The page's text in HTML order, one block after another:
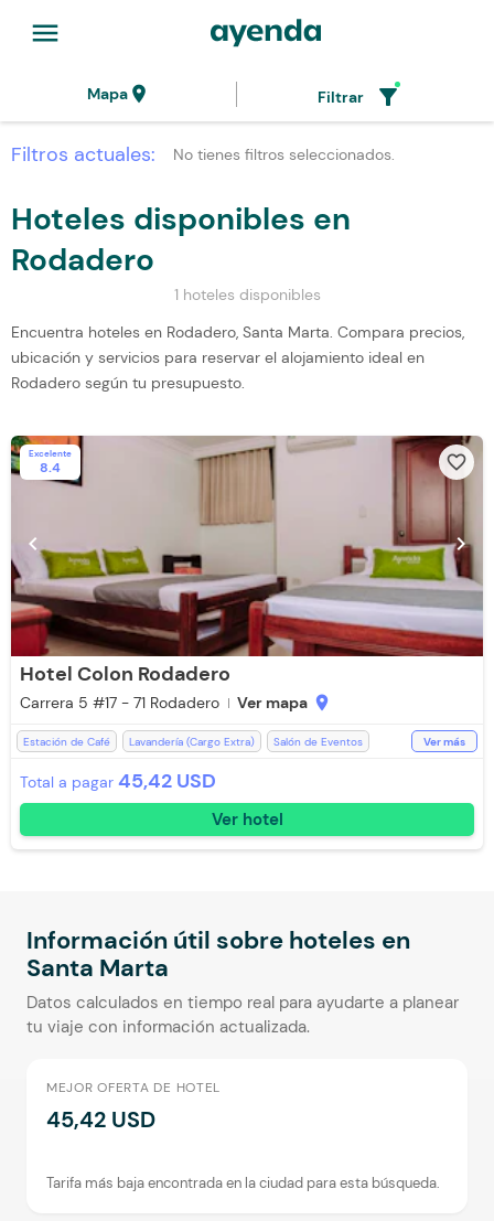
menu
Mapalocation_on Filtrar filter_alt
Filtros actuales: No tienes filtros seleccionados.
Hoteles disponibles en
Rodadero
1 hoteles disponibles
Encuentra hoteles en Rodadero, Santa Marta. Compara precios,
ubicación y servicios para reservar el alojamiento ideal en
Rodadero según tu presupuesto.
Excelente
8.4 favorite_border
chevron_left chevron_right
Hotel Colon Rodadero
Carrera 5 #17 - 71 Rodadero Ver mapa location_on
Estación de Café Lavandería (Cargo Extra)
Salón de Eventos
Aceptan Niños
Lavandería
Recepción de 24 horas
Ver más
Total a pagar 45,42 USD
Ver hotel
Información útil sobre hoteles en
Santa Marta
Datos calculados en tiempo real para ayudarte a planear
tu viaje con información actualizada.
MEJOR OFERTA DE HOTEL
45,42 USD
Tarifa más baja encontrada en la ciudad para esta búsqueda.